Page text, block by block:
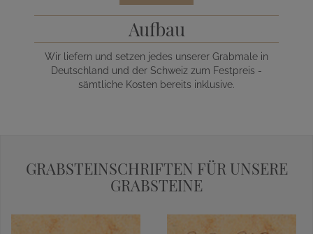
Aufbau
Wir liefern und setzen jedes unserer Grabmale in
Deutschland und der Schweiz zum Festpreis -
sämtliche Kosten bereits inklusive.
GRABSTEINSCHRIFTEN FÜR UNSERE
GRABSTEINE